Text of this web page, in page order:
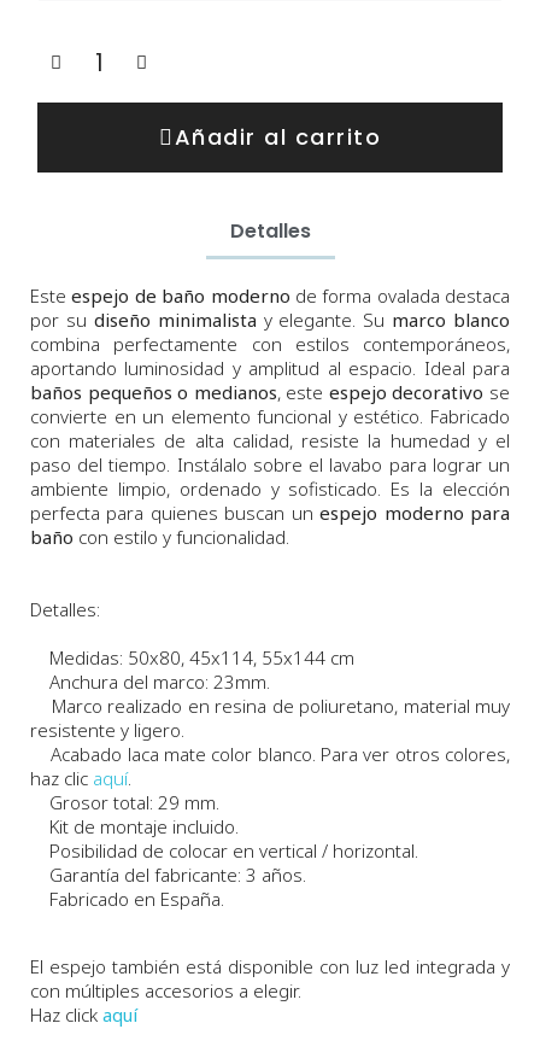
Añadir al carrito
Detalles
Esteespejo de baño moderno de forma ovalada destaca
por su diseño minimalista y elegante. Su marco blanco
combina perfectamente con estilos contemporáneos,
aportando luminosidad y amplitud al espacio. Ideal para
baños pequeños o medianos, este espejo decorativo se
convierte en un elemento funcional y estético. Fabricado
con materiales de alta calidad, resiste la humedad y el
paso del tiempo. Instálalo sobre el lavabo para lograr un
ambiente limpio, ordenado y sofisticado. Es la elección
perfecta para quienes buscan unespejo moderno para
baño con estilo y funcionalidad.
Detalles:
Medidas: 50x80, 45x114, 55x144 cm
Anchura del marco: 23mm.
Marco realizado en resina de poliuretano, material muy
resistente y ligero.
Acabado laca mate color blanco. Para ver otros colores,
haz clic aquí.
Grosor total: 29 mm.
Kit de montaje incluido.
Posibilidad de colocar en vertical / horizontal.
Garantía del fabricante: 3 años.
Fabricado en España.
El espejo también está disponible con luz led integrada y
con múltiples accesorios a elegir.
Haz click aquí